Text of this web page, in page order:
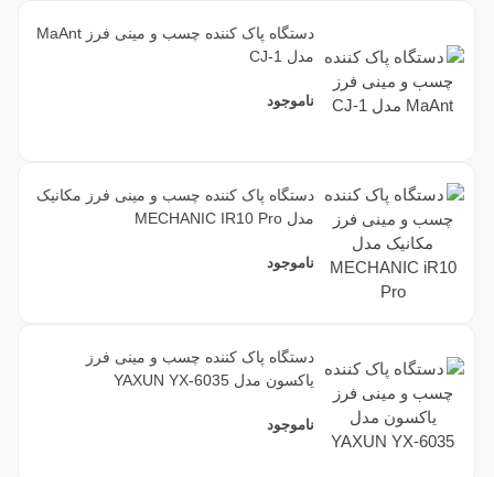
دستگاه پاک کننده چسب و مینی فرز MaAnt
مدل CJ-1
ناموجود
دستگاه پاک کننده چسب و مینی فرز مکانیک
مدل MECHANIC IR10 Pro
ناموجود
دستگاه پاک کننده چسب و مینی فرز
یاکسون مدل YAXUN YX-6035
ناموجود